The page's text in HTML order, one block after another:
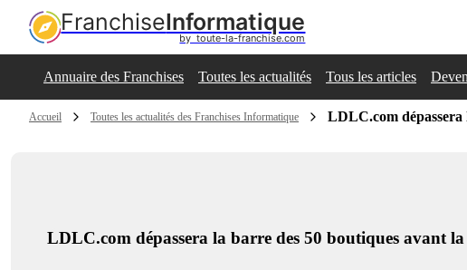
FranchiseInformatique
by  toute-la-franchise.com
Annuaire des Franchises Toutes les actualités Tous les articles
Accueil Toutes les actualités des Franchises Informatique LDLC.com dépassera
LDLC.com dépassera la barre des 50 boutiques avant la